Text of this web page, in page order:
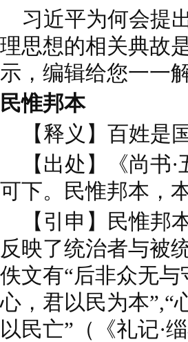
习近平为何会提
理思想的相关典故
示，编辑给您一一解
民惟邦本
【释义】百姓是
【出处】《尚书·
可下。民惟邦本，
【引申】民惟邦
反映了统治者与被
佚文有“后非众无
心，君以民为本”,“
以民亡”（《礼记·